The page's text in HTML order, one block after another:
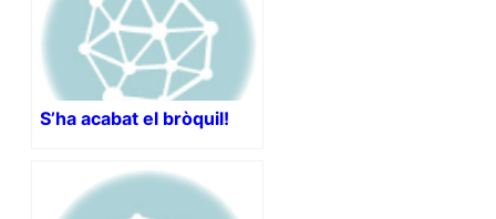
S’ha acabat el bròquil!